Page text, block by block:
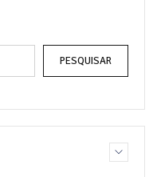
PESQUISAR